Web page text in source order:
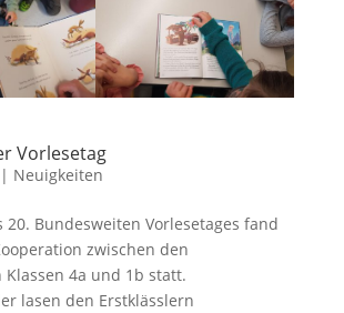
Vorlesetag
| Neuigkeiten
20. Bundesweiten Vorlesetages fand
zwischen den
4a und 1b statt.
lasen den Erstklässlern